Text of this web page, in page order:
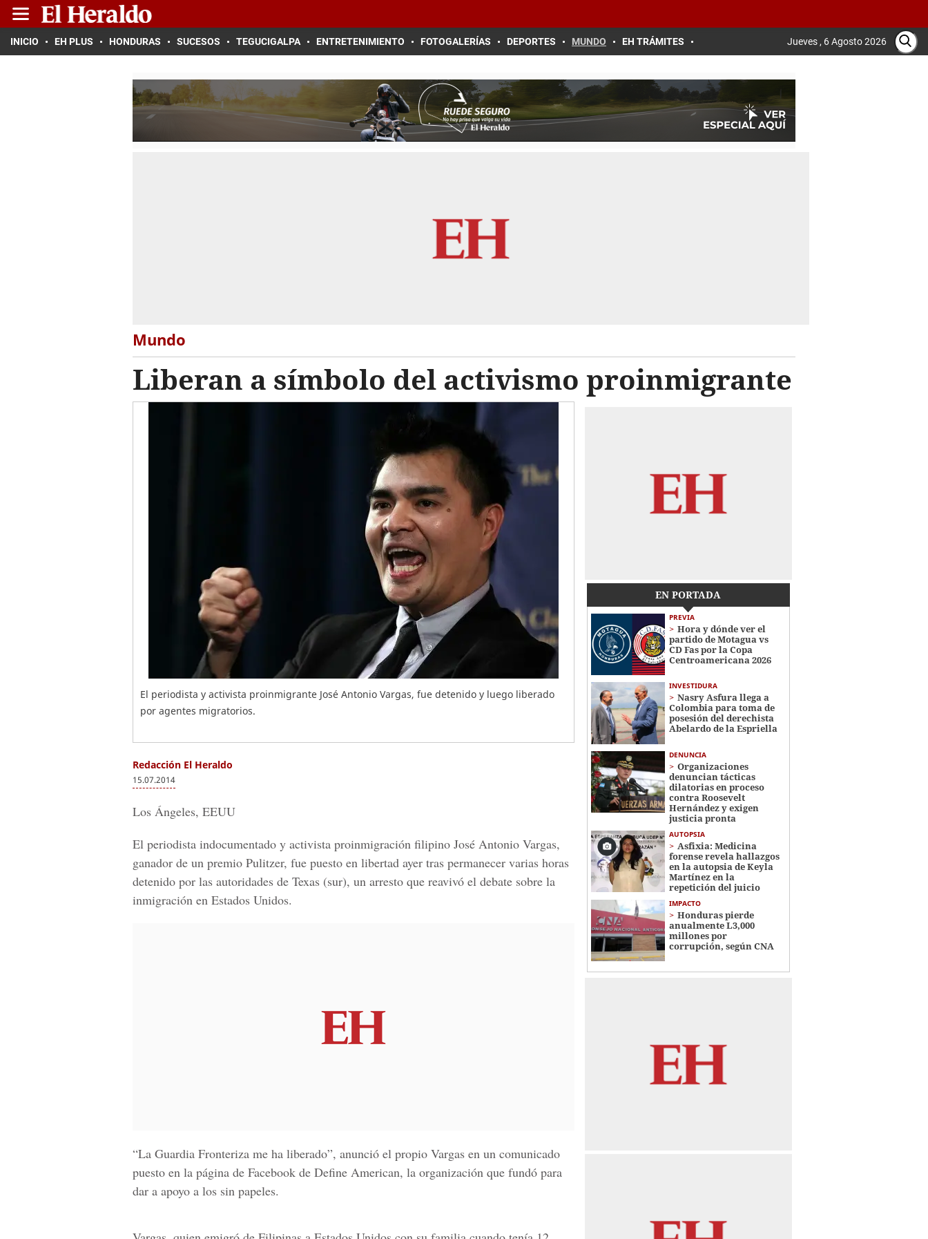
INICIO EH PLUS HONDURAS SUCESOS TEGUCIGALPA ENTRETENIMIENTO FOTOGALERÍAS DEPORTES MUNDO EH TRÁMITES Jueves , 6 Agosto 2026
Mundo
Liberan a símbolo del activismo proinmigrante
El periodista y activista proinmigrante José Antonio Vargas, fue detenido y luego liberado
por agentes migratorios.
Redacción El Heraldo
15.07.2014
Los Ángeles, EEUU
El periodista indocumentado y activista proinmigración filipino José Antonio Vargas,
ganador de un premio Pulitzer, fue puesto en libertad ayer tras permanecer varias horas
detenido por las autoridades de Texas (sur), un arresto que reavivó el debate sobre la
inmigración en Estados Unidos.
“La Guardia Fronteriza me ha liberado”, anunció el propio Vargas en un comunicado
puesto en la página de Facebook de Define American, la organización que fundó para
dar a apoyo a los sin papeles.
EN PORTADA
PREVIA
Hora y dónde ver el
partido de Motagua vs
CD Fas por la Copa
Centroamericana 2026
INVESTIDURA
Nasry Asfura llega a
Colombia para toma de
posesión del derechista
Abelardo de la Espriella
DENUNCIA
Organizaciones
denuncian tácticas
dilatorias en proceso
contra Roosevelt
Hernández y exigen
justicia pronta
AUTOPSIA
Asfixia: Medicina
forense revela hallazgos
en la autopsia de Keyla
Martínez en la
repetición del juicio
IMPACTO
Honduras pierde
anualmente L3,000
millones por
corrupción, según CNA